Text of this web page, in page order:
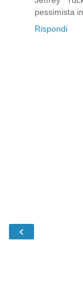
pessimista
Rispondi
‹